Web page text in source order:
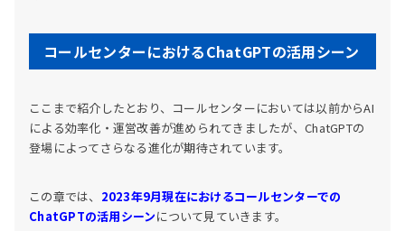
コールセンターにおけるChatGPTの活用シーン
ここまで紹介したとおり、コールセンターにおいては以前からAI
による効率化・運営改善が進められてきましたが、ChatGPTの
登場によってさらなる進化が期待されています。
この章では、 2023年9月現在におけるコールセンターでの
ChatGPTの活用シーンについて見ていきます。